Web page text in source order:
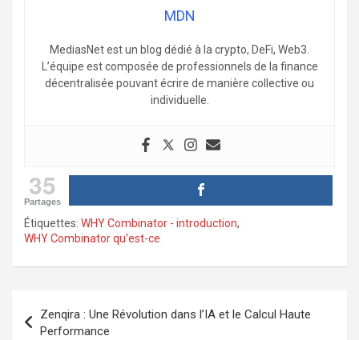
MDN
MediasNet est un blog dédié à la crypto, DeFi, Web3.
L’équipe est composée de professionnels de la finance
décentralisée pouvant écrire de manière collective ou
individuelle.
35
Partages
Étiquettes: WHY Combinator - introduction,
WHY Combinator qu'est-ce
de
Zenqira : Une Révolution dans l’IA et le Calcul Haute
Performance